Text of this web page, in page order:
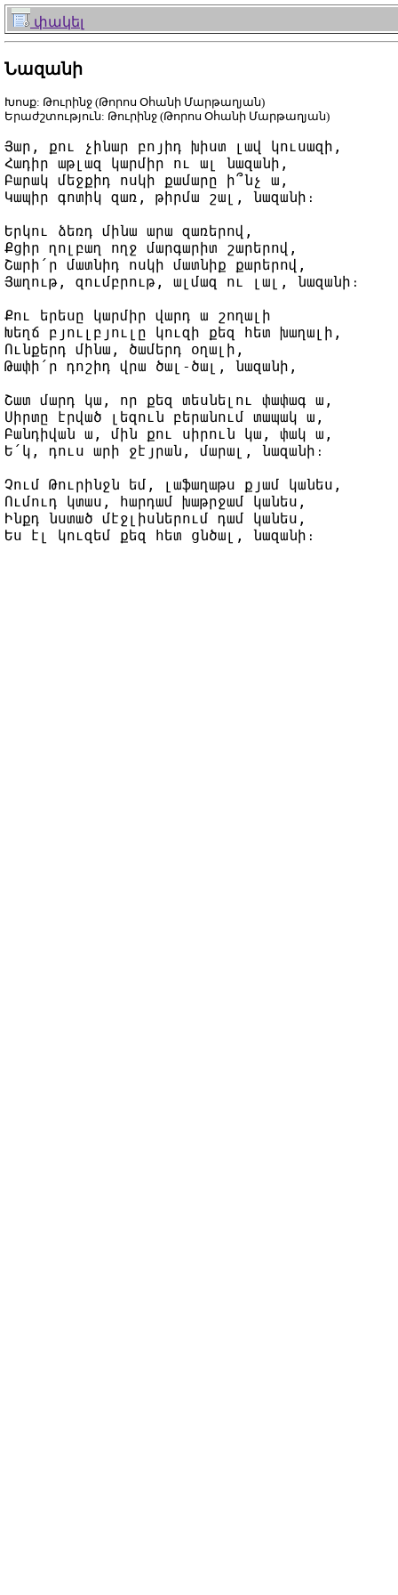
փակել
Նազանի
Խոսք: Թուրինջ (Թորոս Օհանի Մարթաղյան)
Երաժշտություն: Թուրինջ (Թորոս Օհանի Մարթաղյան)
Յար, քու չինար բոյիդ խիստ լավ կուսազի,
Հադիր աթլազ կարմիր ու ալ նազանի,
Բարակ մեջքիդ ոսկի քամարը ի՞նչ ա,
Կապիր գոտիկ զառ, թիրմա շալ, նազանի։
Երկու ձեռդ մինա արա զառերով,
Քցիր ղոլբաղ ողջ մարգարիտ շարերով,
Շարի՛ր մատնիդ ոսկի մատնիք քարերով,
Յաղութ, զումբրութ, ալմազ ու լալ, նազանի։
Քու երեսը կարմիր վարդ ա շողալի
Խեղճ բյուլբյուլը կուզի քեզ հետ խաղալի,
Ունքերդ մինա, ծամերդ օղալի,
Թափի՛ր դոշիդ վրա ծալ-ծալ, նազանի,
Շատ մարդ կա, որ քեզ տեսնելու փափագ ա,
Սիրտը էրված լեզուն բերանում տապակ ա,
Բանդիվան ա, մին քու սիրուն կա, փակ ա,
Ե՛կ, դուս արի ջէյրան, մարալ, նազանի։
Չում Թուրինջն եմ, լաֆաղաթս քյամ կանես,
Ումուդ կտաս, հարդամ խաթրջամ կանես,
Ինքդ նստած մէջլիսներում դամ կանես,